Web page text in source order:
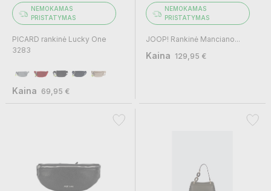
NEMOKAMAS
PRISTATYMAS
PICARD rankinė Lucky One
3283
Kaina 69,95 €
NEMOKAMAS
PRISTATYMAS
JOOP! Rankinė Manciano...
Kaina 129,95 €